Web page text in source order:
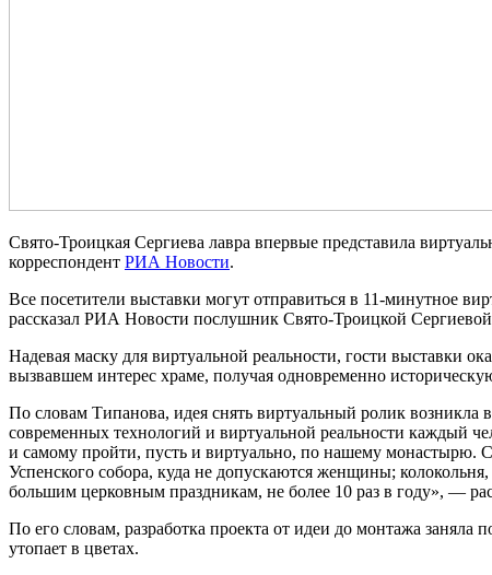
Свято-Троицкая Сергиева лавра впервые представила
корреспондент РИА Новости.
Все посетители выставки могут отправиться в 11-минутное
рассказал РИА Новости послушник Свято-Троицкой
Надевая маску для виртуальной реальности, гости выставки
вызвавшем интерес храме, получая одновременно
По словам Типанова, идея снять виртуальный ролик
современных технологий и виртуальной реальности каждый
и самому пройти, пусть и виртуально, по нашему монастырю.
Успенского собора, куда не допускаются женщины;
большим церковным праздникам, не более 10 раз в году», —
По его словам, разработка проекта от идеи до монтажа заняла
утопает в цветах.